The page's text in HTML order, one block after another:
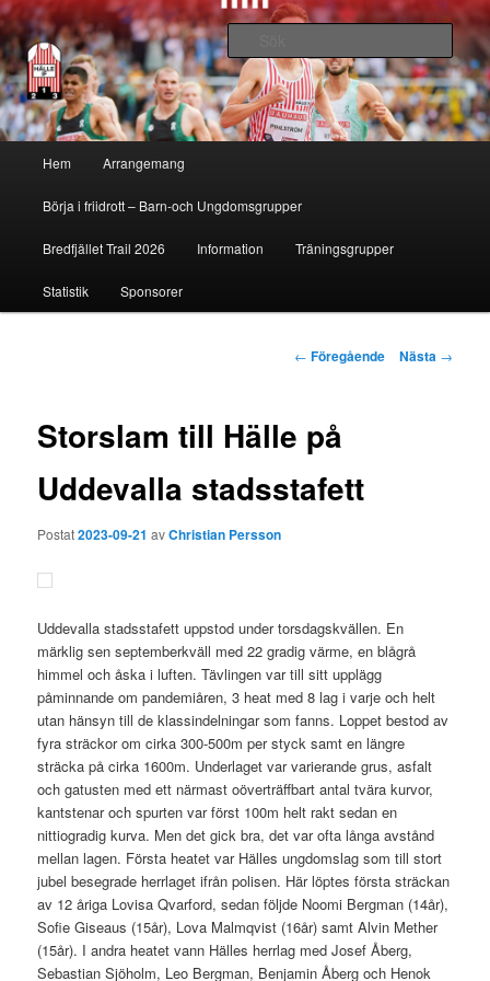
Hälle IF
Sök
Hoppa
till
huvudinnehåll
Hem Arrangemang
Börja i friidrott – Barn-och Ungdomsgrupper
Bredfjället Trail 2026 Information Träningsgrupper
Statistik Sponsorer
Inläggsnavigering
← Föregående Nästa →
Storslam till Hälle på
Uddevalla stadsstafett
Postat2023-09-21 avChristian Persson
Uddevalla stadsstafett uppstod under torsdagskvällen. En
märklig sen septemberkväll med 22 gradig värme, en blågrå
himmel och åska i luften. Tävlingen var till sitt upplägg
påminnande om pandemiåren, 3 heat med 8 lag i varje och helt
utan hänsyn till de klassindelningar som fanns. Loppet bestod av
fyra sträckor om cirka 300-500m per styck samt en längre
sträcka på cirka 1600m. Underlaget var varierande grus, asfalt
och gatusten med ett närmast oöverträffbart antal tvära kurvor,
kantstenar och spurten var först 100m helt rakt sedan en
nittiogradig kurva. Men det gick bra, det var ofta långa avstånd
mellan lagen. Första heatet var Hälles ungdomslag som till stort
jubel besegrade herrlaget ifrån polisen. Här löptes första sträckan
av 12 åriga Lovisa Qvarford, sedan följde Noomi Bergman (14år),
Sofie Giseaus (15år), Lova Malmqvist (16år) samt Alvin Mether
(15år). I andra heatet vann Hälles herrlag med Josef Åberg,
Sebastian Sjöholm, Leo Bergman, Benjamin Åberg och Henok